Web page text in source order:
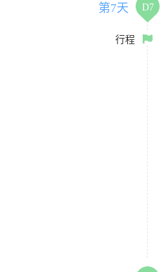
第7天 D7
行程